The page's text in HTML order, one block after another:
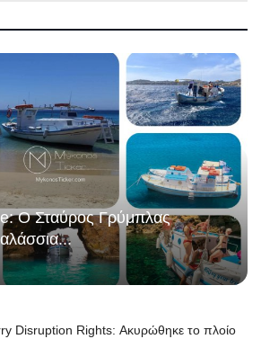
Ο Σταύρος Γρύμπλας
Disruption Rights: Ακυρώθηκε το πλοίο